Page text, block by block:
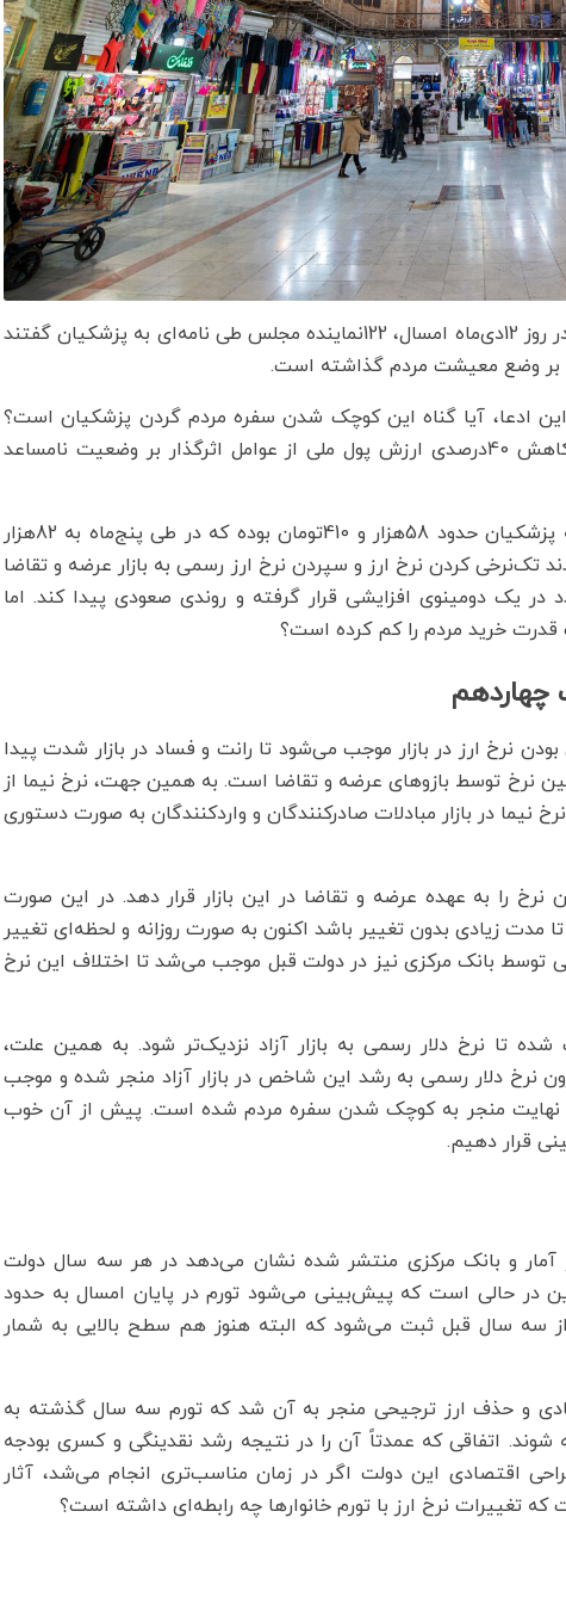
به گزارش اقتصادنیوز، روزنامه هم میهن نوشت:در روز 12دی‌ماه امسال، 122نماینده مجلس طی نامه‌ای به پزشکیان گفتند
بر وضع معیشت مردم گذاشته است.
آیا گناه این کوچک شدن سفره مردم گردن پزشکیان است؟
طبق آنچه که در این نامه به آن اشاره شده، کاهش 40درصدی ارزش پول ملی از عوامل اثرگذار بر وضعیت نامساعد
به عبارت دیگر نرخ دلار در زمان تحویل دولت به پزشکیان حدود 58هزار و 410تومان بوده که در طی پنج‌ماه به 82هزار
تک‌نرخی کردن نرخ ارز و سپردن نرخ ارز رسمی به بازار عرضه و تقاضا
یک دومینوی افزایشی قرار گرفته و روندی صعودی پیدا کند. اما
قدرت خرید مردم را کم کرده است؟
چهاردهم
نرخ ارز در بازار موجب می‌شود تا رانت و فساد در بازار شدت پیدا
نرخ توسط بازوهای عرضه و تقاضا است. به همین جهت، نرخ نیما از
در بازار مبادلات صادرکنندگان و واردکنندگان به صورت دستوری
را به عهده عرضه و تقاضا در این بازار قرار دهد. در این صورت
زیادی بدون تغییر باشد اکنون به صورت روزانه و لحظه‌ای تغییر
توسط بانک مرکزی نیز در دولت قبل موجب می‌شد تا اختلاف این نرخ
تا نرخ دلار رسمی به بازار آزاد نزدیک‌تر شود. به همین علت،
نرخ دلار رسمی به رشد این شاخص در بازار آزاد منجر شده و موجب
نهایت منجر به کوچک شدن سفره مردم شده است. پیش از آن خوب
قرار دهیم.
آمار و بانک مرکزی منتشر شده نشان می‌دهد در هر سه سال دولت
شده است. این در حالی است که پیش‌بینی می‌شود تورم در پایان امسال به حدود
از سه سال قبل ثبت می‌شود که البته هنوز هم سطح بالایی به شمار
و حذف ارز ترجیحی منجر به آن شد که تورم سه سال گذشته به
اتفاقی که عمدتاً آن را در نتیجه رشد نقدینگی و کسری بودجه
اقتصادی این دولت اگر در زمان مناسب‌تری انجام می‌شد، آثار
تغییرات نرخ ارز با تورم خانوارها چه رابطه‌ای داشته است؟